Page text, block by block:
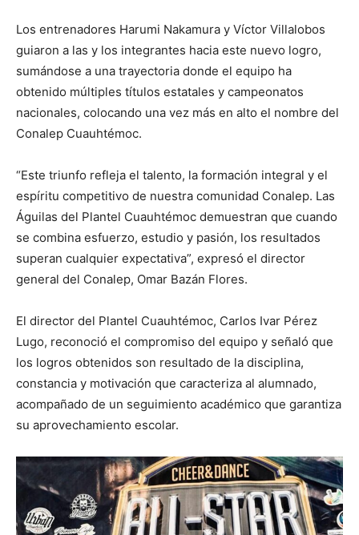
Los entrenadores Harumi Nakamura y Víctor Villalobos
guiaron a las y los integrantes hacia este nuevo logro,
sumándose a una trayectoria donde el equipo ha
obtenido múltiples títulos estatales y campeonatos
nacionales, colocando una vez más en alto el nombre del
Conalep Cuauhtémoc.
“Este triunfo refleja el talento, la formación integral y el
espíritu competitivo de nuestra comunidad Conalep. Las
Águilas del Plantel Cuauhtémoc demuestran que cuando
se combina esfuerzo, estudio y pasión, los resultados
superan cualquier expectativa”, expresó el director
general del Conalep, Omar Bazán Flores.
El director del Plantel Cuauhtémoc, Carlos Ivar Pérez
Lugo, reconoció el compromiso del equipo y señaló que
los logros obtenidos son resultado de la disciplina,
constancia y motivación que caracteriza al alumnado,
acompañado de un seguimiento académico que garantiza
su aprovechamiento escolar.